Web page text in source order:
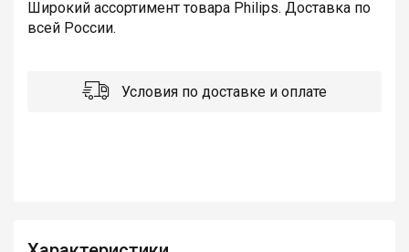
Широкий ассортимент товара Philips. Доставка по
всей России.
Условия по доставке и оплате